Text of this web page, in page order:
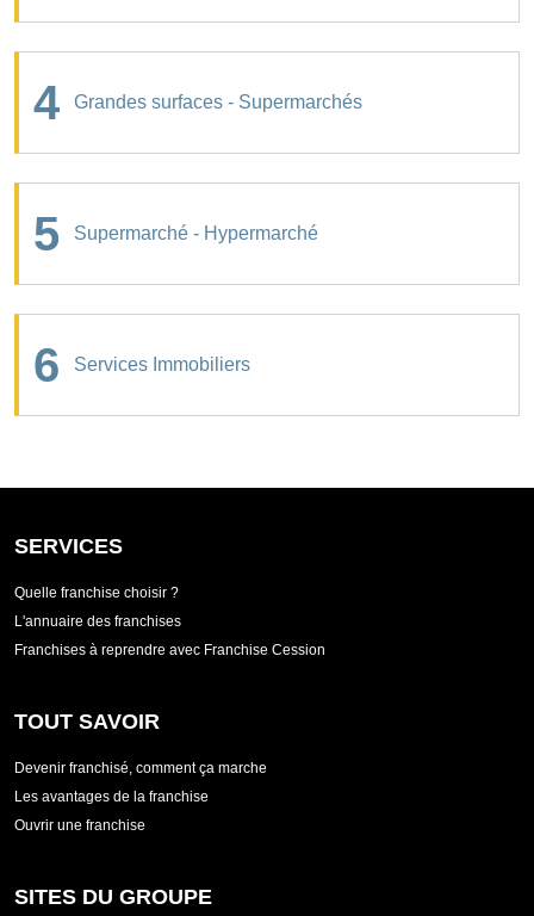
4 Grandes surfaces - Supermarchés
5 Supermarché - Hypermarché
6 Services Immobiliers
SERVICES
Quelle franchise choisir ?
L'annuaire des franchises
Franchises à reprendre avec Franchise Cession
TOUT SAVOIR
Devenir franchisé, comment ça marche
Les avantages de la franchise
Ouvrir une franchise
SITES DU GROUPE